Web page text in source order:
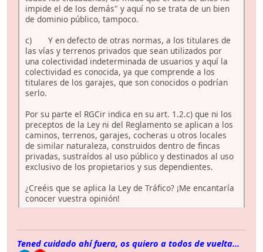
impide el de los demás" y aquí no se trata de un bien
de dominio público, tampoco.
c) Y en defecto de otras normas, a los titulares de
las vías y terrenos privados que sean utilizados por
una colectividad indeterminada de usuarios y aquí la
colectividad es conocida, ya que comprende a los
titulares de los garajes, que son conocidos o podrían
serlo.
Por su parte el RGCir indica en su art. 1.2.c) que ni los
preceptos de la Ley ni del Reglamento se aplican a los
caminos, terrenos, garajes, cocheras u otros locales
de similar naturaleza, construidos dentro de fincas
privadas, sustraídos al uso público y destinados al uso
exclusivo de los propietarios y sus dependientes.
¿Creéis que se aplica la Ley de Tráfico? ¡Me encantaría
conocer vuestra opinión!
Tened cuidado ahí fuera, os quiero a todos de vuelta...